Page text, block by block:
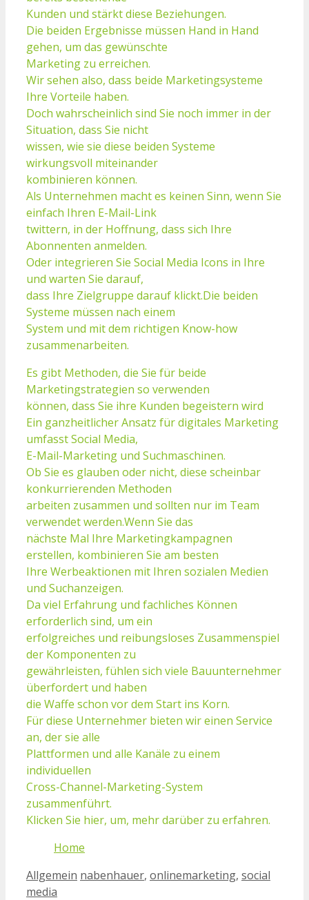
Kunden und stärkt diese Beziehungen.
Die beiden Ergebnisse müssen Hand in Hand
gehen, um das gewünschte
Marketing zu erreichen.
Wir sehen also, dass beide Marketingsysteme
Ihre Vorteile haben.
Doch wahrscheinlich sind Sie noch immer in der
Situation, dass Sie nicht
wissen, wie sie diese beiden Systeme
wirkungsvoll miteinander
kombinieren können.
Als Unternehmen macht es keinen Sinn, wenn Sie
einfach Ihren E-Mail-Link
twittern, in der Hoffnung, dass sich Ihre
Abonnenten anmelden.
Oder integrieren Sie Social Media Icons in Ihre
und warten Sie darauf,
dass Ihre Zielgruppe darauf klickt.Die beiden
Systeme müssen nach einem
System und mit dem richtigen Know-how
zusammenarbeiten.
Es gibt Methoden, die Sie für beide
Marketingstrategien so verwenden
können, dass Sie ihre Kunden begeistern wird
Ein ganzheitlicher Ansatz für digitales Marketing
umfasst Social Media,
E-Mail-Marketing und Suchmaschinen.
Ob Sie es glauben oder nicht, diese scheinbar
konkurrierenden Methoden
arbeiten zusammen und sollten nur im Team
verwendet werden.Wenn Sie das
nächste Mal Ihre Marketingkampagnen
erstellen, kombinieren Sie am besten
Ihre Werbeaktionen mit Ihren sozialen Medien
und Suchanzeigen.
Da viel Erfahrung und fachliches Können
erforderlich sind, um ein
erfolgreiches und reibungsloses Zusammenspiel
der Komponenten zu
gewährleisten, fühlen sich viele Bauunternehmer
überfordert und haben
die Waffe schon vor dem Start ins Korn.
Für diese Unternehmer bieten wir einen Service
an, der sie alle
Plattformen und alle Kanäle zu einem
individuellen
Cross-Channel-Marketing-System
zusammenführt.
Klicken Sie hier, um, mehr darüber zu erfahren.
Home
Kategorien
Allgemein Schlagwörter
nabenhauer, onlinemarketing, social
media